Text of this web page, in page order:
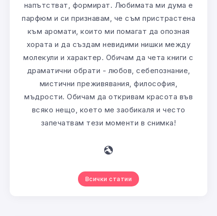
напътстват, формират. Любимата ми дума е
парфюм и си признавам, че съм пристрастена
към аромати, които ми помагат да опозная
хората и да създам невидими нишки между
молекули и характер. Обичам да чета книги с
драматични обрати - любов, себепознание,
мистични преживявания, философия,
мъдрости. Обичам да откривам красота във
всяко нещо, което ме заобикаля и често
запечатвам тези моменти в снимка!
Всички статии